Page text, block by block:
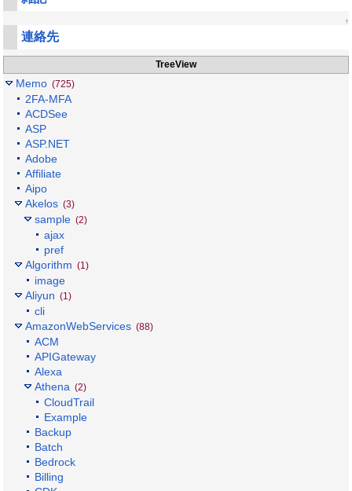
↑
連絡先
TreeView
Memo (725)
2FA-MFA
ACDSee
ASP
ASP.NET
Adobe
Affiliate
Aipo
Akelos (3)
sample (2)
ajax
pref
Algorithm (1)
image
Aliyun (1)
cli
AmazonWebServices (88)
ACM
APIGateway
Alexa
Athena (2)
CloudTrail
Example
Backup
Batch
Bedrock
Billing